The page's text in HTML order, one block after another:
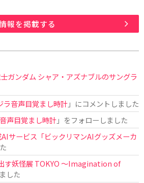
報を掲載する
ガンダム シャア・アズナブルのサングラ
ラ音声目覚まし時計」にコメントしました
声目覚まし時計」をフォローしました
AIサービス「ビックリマンAIグッズメーカ
す妖怪展 TOKYO 〜Imagination of
した